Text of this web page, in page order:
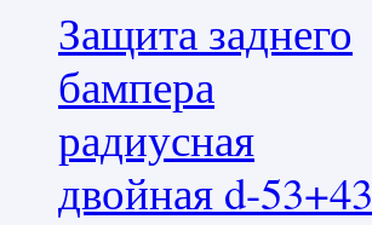
Защита заднего
бампера
радиусная
двойная d-53+43